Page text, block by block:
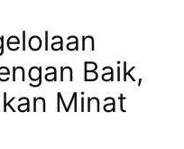
Baik,
Minat